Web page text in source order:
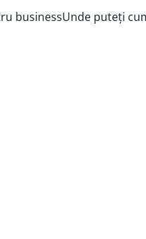
businessUnde puteți